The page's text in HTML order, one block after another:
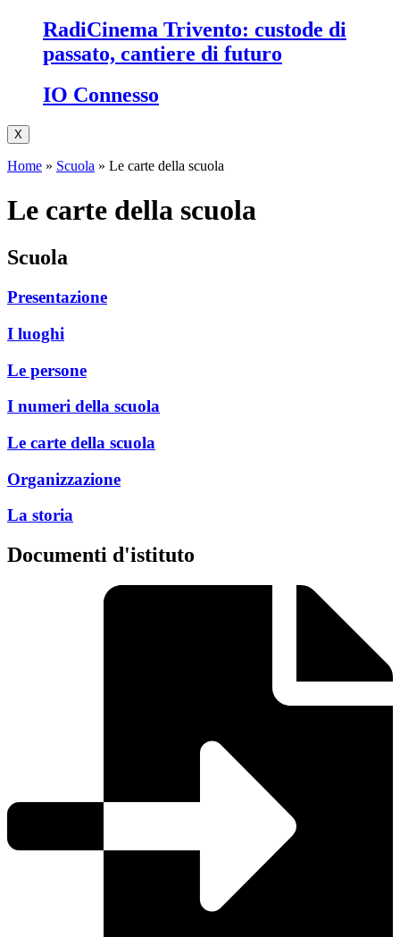
RadiCinema Trivento: custode di
passato, cantiere di futuro
IO Connesso
X
Home » Scuola » Le carte della scuola
Le carte della scuola
Scuola
Presentazione
I luoghi
Le persone
I numeri della scuola
Le carte della scuola
Organizzazione
La storia
Documenti d'istituto